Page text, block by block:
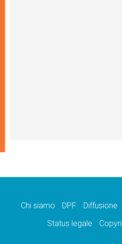
Chi siamo DPF Diffusione
Status legale